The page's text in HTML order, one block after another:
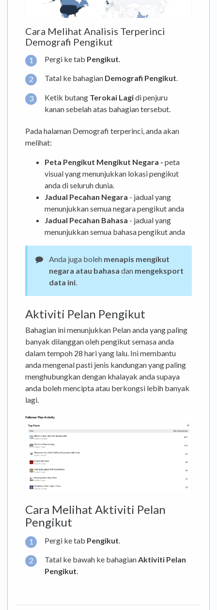
Cara Melihat Analisis Terperinci
Demografi Pengikut
Pergi ke tab Pengikut
Tatal ke bahagian Demografi Pengikut.
Ketik butang Terokai Lagidi penjuru
kanan sebelah atas bahagian tersebut.
Pada halaman Demografi terperinci, anda akan
melihat:
Peta Pengikut Mengikut Negara - peta
visual yang menunjukkan lokasi pengikut
anda di seluruh dunia.
Jadual Pecahan Negara - jadual yang
menunjukkan semua negara pengikut anda
Jadual Pecahan Bahasa - jadual yang
menunjukkan semua bahasa pengikut anda
Anda juga boleh menapis mengikut
negara atau bahasa dan mengeksport
data ini
Aktiviti Pelan Pengikut
Bahagian ini menunjukkan Pelan anda yang paling
banyak dilanggan oleh pengikut semasa anda
dalam tempoh 28 hari yang lalu. Ini membantu
anda mengenal pasti jenis kandungan yang paling
menghubungkan dengan khalayak anda supaya
anda boleh mencipta atau berkongsi lebih banyak
lagi.
Cara Melihat Aktiviti Pelan
Pengikut
Pergi ke tab Pengikut
Tatal ke bawah ke bahagianAktiviti Pelan
Pengikut.